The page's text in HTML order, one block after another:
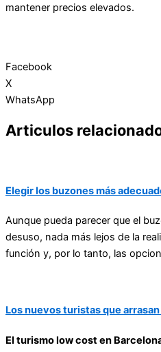
mantener precios elevados.
Facebook
X
WhatsApp
Articulos
Elegir los buzones más
Aunque pueda parecer que el
desuso, nada más lejos de la
función y, por lo tanto, las
Los nuevos turistas que
El turismo low cost en